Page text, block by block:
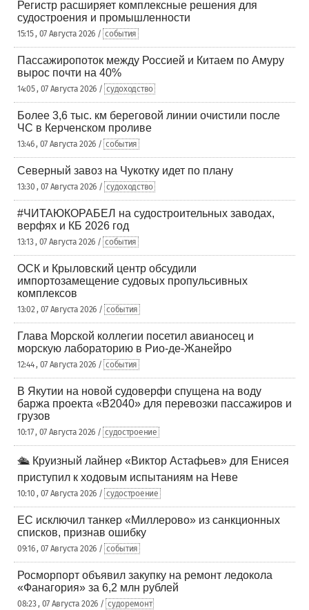
Регистр расширяет комплексные решения для
судостроения и промышленности
15:15 , 07 Августа 2026 / события
Пассажиропоток между Россией и Китаем по Амуру
вырос почти на 40%
14:05 , 07 Августа 2026 / судоходство
Более 3,6 тыс. км береговой линии очистили после
ЧС в Керченском проливе
13:46 , 07 Августа 2026 / события
Северный завоз на Чукотку идет по плану
13:30 , 07 Августа 2026 / судоходство
#ЧИТАЮКОРАБЕЛ на судостроительных заводах,
верфях и КБ 2026 год
13:13 , 07 Августа 2026 / события
ОСК и Крыловский центр обсудили
импортозамещение судовых пропульсивных
комплексов
13:02 , 07 Августа 2026 / события
Глава Морской коллегии посетил авианосец и
морскую лабораторию в Рио-де-Жанейро
12:44 , 07 Августа 2026 / события
В Якутии на новой судоверфи спущена на воду
баржа проекта «В2040» для перевозки пассажиров и
грузов
10:17 , 07 Августа 2026 / судостроение
🛳️ Круизный лайнер «Виктор Астафьев» для Енисея
приступил к ходовым испытаниям на Неве
10:10 , 07 Августа 2026 / судостроение
ЕС исключил танкер «Миллерово» из санкционных
списков, признав ошибку
09:16 , 07 Августа 2026 / события
Росморпорт объявил закупку на ремонт ледокола
«Фанагория» за 6,2 млн рублей
08:23 , 07 Августа 2026 / судоремонт